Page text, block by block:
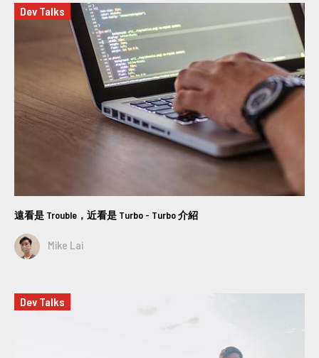
Dev Talks
遠看是 Trouble，近看是 Turbo - Turbo 介紹
Mike Lai
Dev Talks